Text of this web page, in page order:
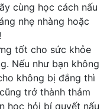
cùng học cách nấu
nhẹ nhàng hoặc
tốt cho sức khỏe
Nếu như bạn không
không bị đắng thì
trở thành thảm
học hỏi bí quyết nấu